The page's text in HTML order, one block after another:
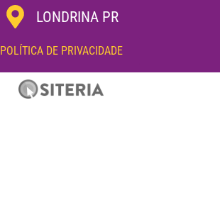
LONDRINA PR
POLÍTICA DE PRIVACIDADE